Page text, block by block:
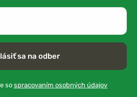
sa na odber
so spracovaním osobných údajov